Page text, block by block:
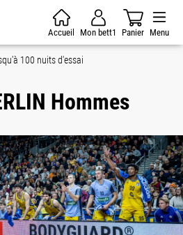
Accueil Mon bett1 Panier Menu
100 nuits d'essai
Hommes